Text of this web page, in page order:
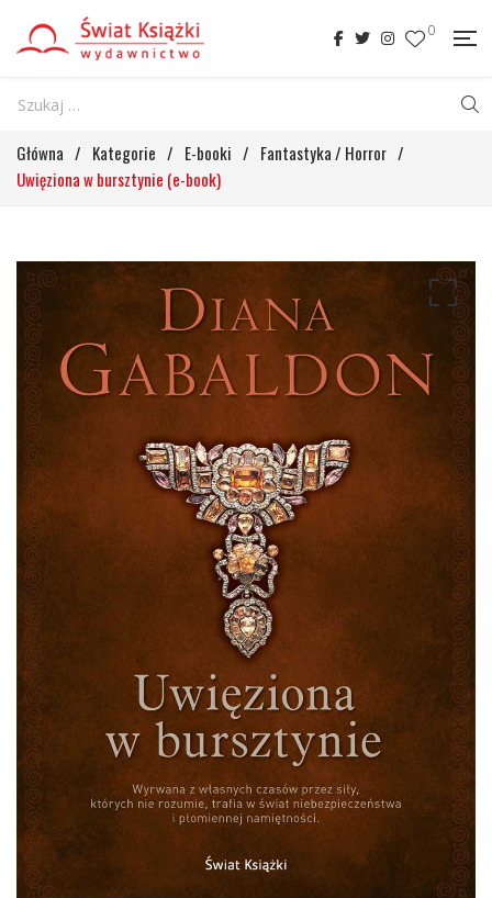
0
Główna / Kategorie / E-booki / Fantastyka / Horror /
Uwięziona w bursztynie (e-book)